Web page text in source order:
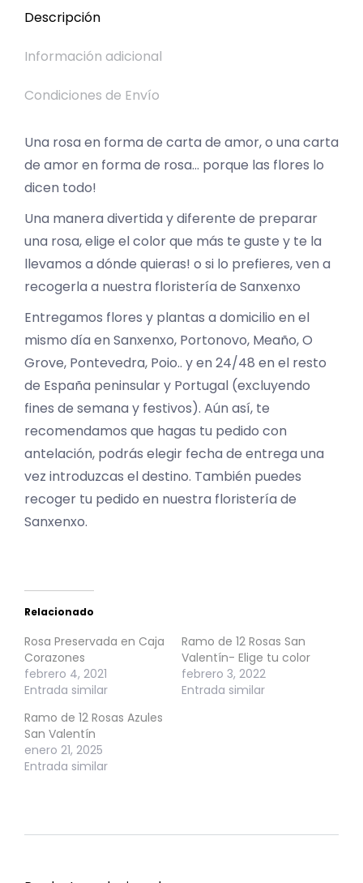
Descripción
Información adicional
Condiciones de Envío
Una rosa en forma de carta de amor, o una carta
de amor en forma de rosa… porque las flores lo
dicen todo!
Una manera divertida y diferente de preparar
una rosa, elige el color que más te guste y te la
llevamos a dónde quieras! o si lo prefieres, ven a
recogerla a nuestra floristería de Sanxenxo
Entregamos flores y plantas a domicilio en el
mismo día en Sanxenxo, Portonovo, Meaño, O
Grove, Pontevedra, Poio.. y en 24/48 en el resto
de España peninsular y Portugal (excluyendo
fines de semana y festivos). Aún así, te
recomendamos que hagas tu pedido con
antelación, podrás elegir fecha de entrega una
vez introduzcas el destino. También puedes
recoger tu pedido en nuestra floristería de
Sanxenxo.
Relacionado
Rosa Preservada en Caja
Corazones
febrero 4, 2021
Entrada similar
Ramo de 12 Rosas San
Valentín- Elige tu color
febrero 3, 2022
Entrada similar
Ramo de 12 Rosas Azules
San Valentín
enero 21, 2025
Entrada similar